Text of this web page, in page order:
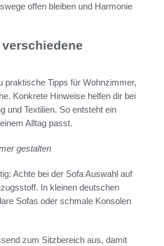
offen bleiben und Harmonie
praktische Tipps für Wohnzimmer,
Konkrete Hinweise helfen dir bei
und Textilien. So entsteht ein
Alltag passt.
gestalten
Achte bei der Sofa Auswahl auf
In kleinen deutschen
Sofas oder schmale Konsolen
zum Sitzbereich aus, damit